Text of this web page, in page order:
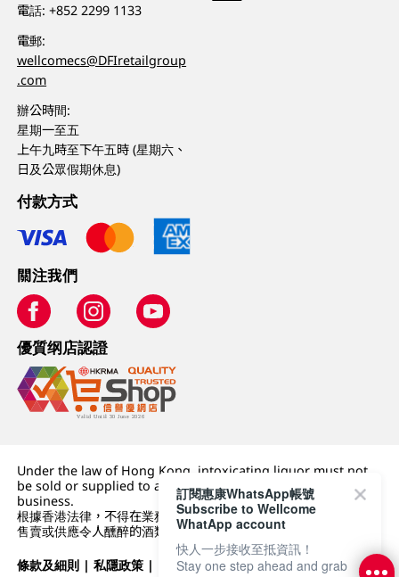
電話:+852 2299 1133
電郵:
wellcomecs@DFIretailgroup
.com
辦公時間:
星期一至五
上午九時至下午五時 (星期六、
日及公眾假期休息)
付款方式
關注我們
優質纲店認證
Under the law of Hong Kong, intoxicating liquor must not
be sold or supplied to a minor (under 18) in the course of
business.
根據香港法律，不得在業務過程中，向未成年人 (18 歲以下人士)
售賣或供應令人醺醉的酒類。
條款及細則 |私隱政策 | DFI零售集團
訂閱惠康WhatsApp帳號
Subscribe to Wellcome
WhatApp account
快人一步接收至抵資訊！
Stay one step ahead and grab